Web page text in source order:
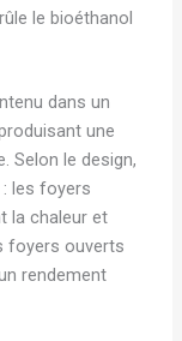
le bioéthanol
dans un
une
Selon le design,
les foyers
la chaleur et
foyers ouverts
rendement